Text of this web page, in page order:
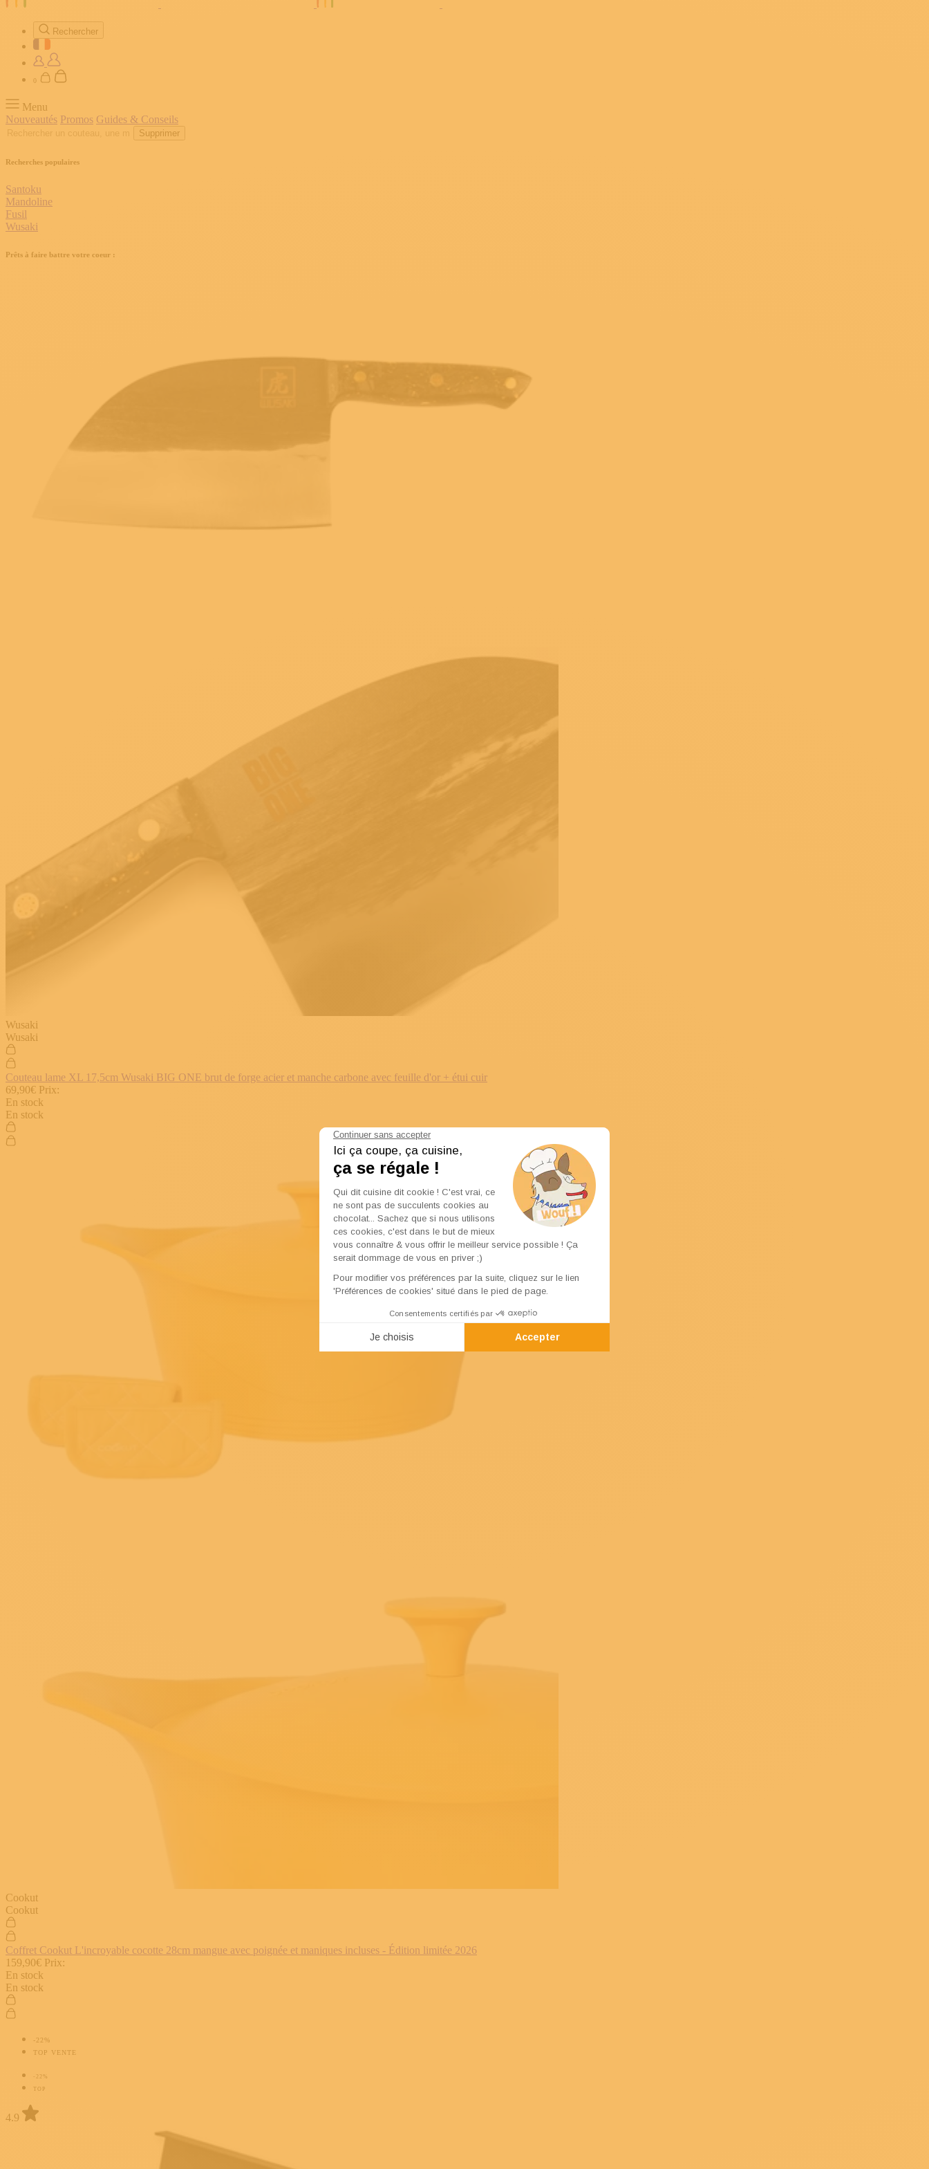
Rechercher
0
Menu
Nouveautés Promos Guides & Conseils
Supprimer
Recherches populaires
Santoku
Mandoline
Fusil
Wusaki
Prêts à faire battre votre coeur :
Wusaki
Wusaki
Couteau lame XL 17,5cm Wusaki BIG ONE brut de forge acier et manche carbone avec feuille d'or + étui cuir
69,90€ Prix:
En stock
En stock
Cookut
Cookut
Coffret Cookut L'incroyable cocotte 28cm mangue avec poignée et maniques incluses - Édition limitée 2026
159,90€ Prix:
En stock
En stock
-22%
TOP VENTE
-22%
TOP
4.9